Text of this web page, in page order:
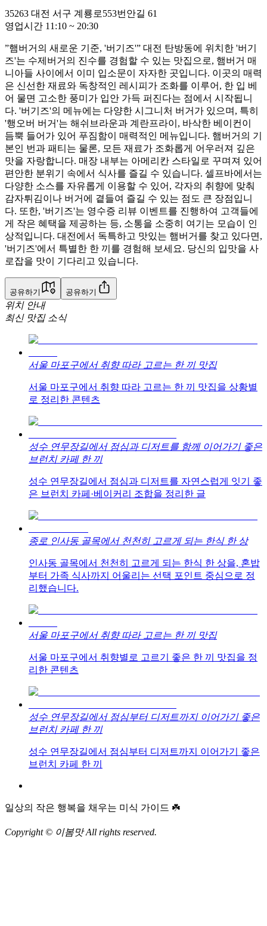
35263 대전 서구 계룡로553번안길 61
영업시간 11:10 ~ 20:30
”햄버거의 새로운 기준, '버기즈'” 대전 탄방동에 위치한 '버기
즈'는 수제버거의 진수를 경험할 수 있는 맛집으로, 햄버거 매
니아들 사이에서 이미 입소문이 자자한 곳입니다. 이곳의 매력
은 신선한 재료와 독창적인 레시피가 조화를 이루어, 한 입 베
어 물면 고소한 풍미가 입안 가득 퍼진다는 점에서 시작됩니
다. '버기즈'의 메뉴에는 다양한 시그니처 버거가 있으며, 특히
'행오버 버거'는 해쉬브라운과 계란프라이, 바삭한 베이컨이
듬뿍 들어가 있어 푸짐함이 매력적인 메뉴입니다. 햄버거의 기
본인 번과 패티는 물론, 모든 재료가 조화롭게 어우러져 깊은
맛을 자랑합니다. 매장 내부는 아메리칸 스타일로 꾸며져 있어
편안한 분위기 속에서 식사를 즐길 수 있습니다. 셀프바에서는
다양한 소스를 자유롭게 이용할 수 있어, 각자의 취향에 맞춰
감자튀김이나 버거에 곁들여 즐길 수 있는 점도 큰 장점입니
다. 또한, '버기즈'는 영수증 리뷰 이벤트를 진행하여 고객들에
게 작은 혜택을 제공하는 등, 소통을 소중히 여기는 모습이 인
상적입니다. 대전에서 독특하고 맛있는 햄버거를 찾고 있다면,
'버기즈'에서 특별한 한 끼를 경험해 보세요. 당신의 입맛을 사
로잡을 맛이 기다리고 있습니다.
공유하기 공유하기
위치 안내
최신 맛집 소식
서울 마포구에서 취향 따라 고르는 한 끼 맛집
서울 마포구에서 취향 따라 고르는 한 끼 맛집을 상황별
로 정리한 콘텐츠
성수 연무장길에서 점심과 디저트를 함께 이어가기 좋은
브런치 카페 한 끼
성수 연무장길에서 점심과 디저트를 자연스럽게 잇기 좋
은 브런치 카페·베이커리 조합을 정리한 글
종로 인사동 골목에서 천천히 고르게 되는 한식 한 상
인사동 골목에서 천천히 고르게 되는 한식 한 상을, 혼밥
부터 가족 식사까지 어울리는 선택 포인트 중심으로 정
리했습니다.
서울 마포구에서 취향 따라 고르는 한 끼 맛집
서울 마포구에서 취향별로 고르기 좋은 한 끼 맛집을 정
리한 콘텐츠
성수 연무장길에서 점심부터 디저트까지 이어가기 좋은
브런치 카페 한 끼
성수 연무장길에서 점심부터 디저트까지 이어가기 좋은
브런치 카페 한 끼
일상의 작은 행복을 채우는 미식 가이드 ☘️
Copyright © 이봄맛 All rights reserved.